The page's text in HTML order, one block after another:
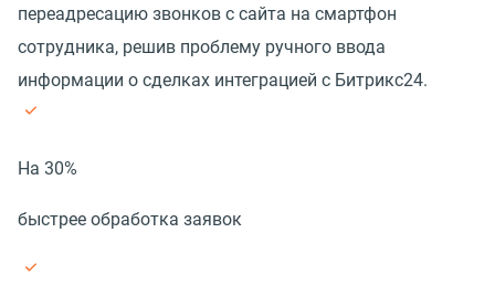
переадресацию звонков с сайта на смартфон
сотрудника, решив проблему ручного ввода
информации о сделках интеграцией с Битрикс24.
На 30%
быстрее обработка заявок